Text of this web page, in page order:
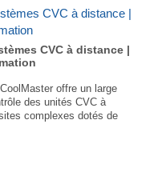
CVC à distance |
offre un large
des unités CVC à
complexes dotés de